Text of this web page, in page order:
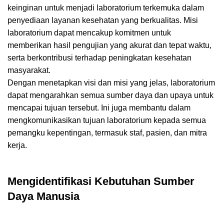
keinginan untuk menjadi laboratorium terkemuka dalam
penyediaan layanan kesehatan yang berkualitas. Misi
laboratorium dapat mencakup komitmen untuk
memberikan hasil pengujian yang akurat dan tepat waktu,
serta berkontribusi terhadap peningkatan kesehatan
masyarakat.
Dengan menetapkan visi dan misi yang jelas, laboratorium
dapat mengarahkan semua sumber daya dan upaya untuk
mencapai tujuan tersebut. Ini juga membantu dalam
mengkomunikasikan tujuan laboratorium kepada semua
pemangku kepentingan, termasuk staf, pasien, dan mitra
kerja.
Mengidentifikasi Kebutuhan Sumber
Daya Manusia